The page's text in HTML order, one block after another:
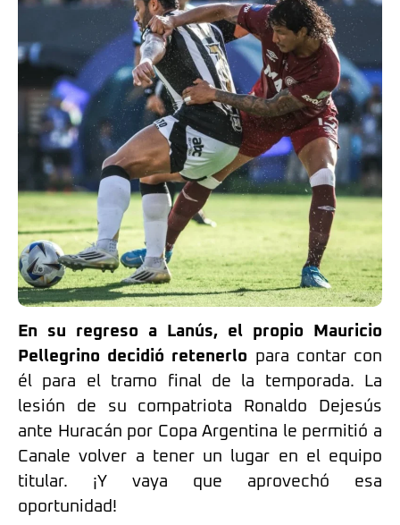
En su regreso a Lanús, el propio Mauricio
Pellegrino decidió retenerlo para contar con
él para el tramo final de la temporada. La
lesión de su compatriota Ronaldo Dejesús
ante Huracán por Copa Argentina le permitió a
Canale volver a tener un lugar en el equipo
titular. ¡Y vaya que aprovechó esa
oportunidad!